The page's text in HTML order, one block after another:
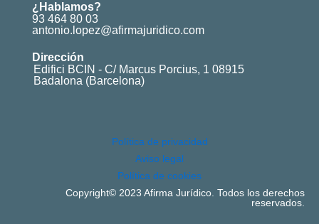
¿Hablamos?
93 464 80 03
antonio.lopez@afirmajuridico.com
Dirección
Edifici BCIN - C/ Marcus Porcius, 1 08915
Badalona (Barcelona)
Política de privacidad
Aviso legal
Política de cookies
Copyright© 2023 Afirma Jurídico. Todos los derechos
reservados.